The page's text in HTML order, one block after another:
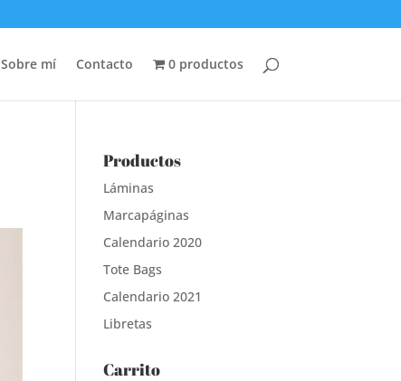
Sobre mí Contacto 0 productos
Productos
Láminas
Marcapáginas
Calendario 2020
Tote Bags
Calendario 2021
Libretas
Carrito